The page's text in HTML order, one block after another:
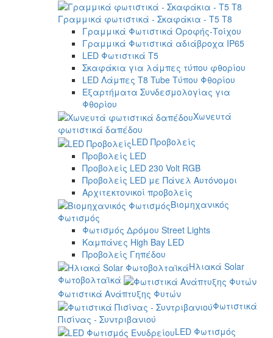
Γραμμικά φωτιστικά - Σκαφάκια - Τ5 T8
Γραμμικά Φωτιστικά Οροφής-Τοίχου
Γραμμικά Φωτιστικά αδιάβροχα IP65
LED Φωτιστικά T5
Σκαφάκια για λάμπες τύπου φθορίου
LED Λάμπες T8 Tube Τύπου Φθορίου
Εξαρτήματα Συνδεσμολογίας για
Φθορίου
Χωνευτά
φωτιστικά δαπέδου
LED Προβολείς
Προβολείς LED
Προβολείς LED 230 Volt RGB
Προβολείς LED με Πάνελ Αυτόνομοι
Αρχιτεκτονικοί προβολείς
Βιομηχανικός
Φωτισμός
Φωτισμός Δρόμου Street Lights
Καμπάνες High Bay LED
Προβολείς Γηπέδου
Ηλιακά Solar
Φωτοβολταϊκά
Φωτιστικά Ανάπτυξης Φυτών
Φωτιστικά
Πισίνας - Συντριβανιού
LED Φωτισμός